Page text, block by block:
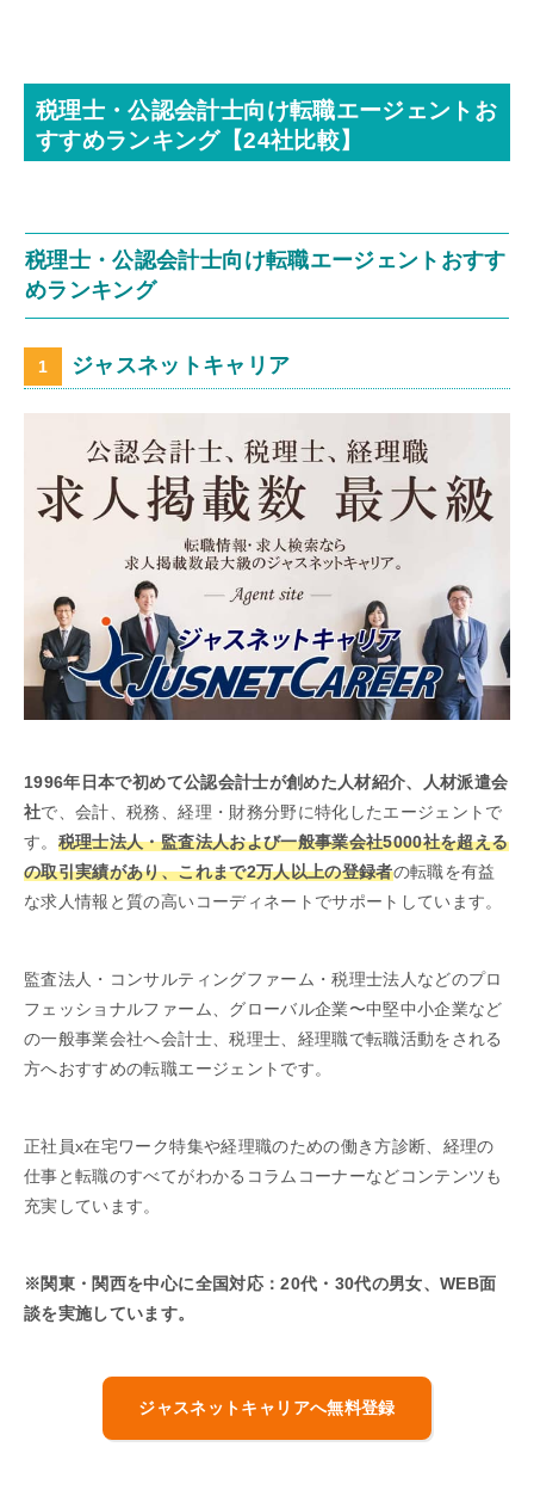
税理士・公認会計士向け転職エージェントお
すすめランキング【24社比較】
税理士・公認会計士向け転職エージェントおすす
めランキング
ジャスネットキャリア
1996年日本で初めて公認会計士が創めた人材紹介、人材派遣会
社で、会計、税務、経理・財務分野に特化したエージェントで
す。 税理士法人・監査法人および一般事業会社5000社を超える
の取引実績があり、これまで2万人以上の登録者の転職を有益
な求人情報と質の高いコーディネートでサポートしています。
監査法人・コンサルティングファーム・税理士法人などのプロ
フェッショナルファーム、グローバル企業〜中堅中小企業など
の一般事業会社へ会計士、税理士、経理職で転職活動をされる
方へおすすめの転職エージェントです。
正社員x在宅ワーク特集や経理職のための働き方診断、経理の
仕事と転職のすべてがわかるコラムコーナーなどコンテンツも
充実しています。
※関東・関西を中心に全国対応：20代・30代の男女、WEB面
談を実施しています。
ジャスネットキャリアへ無料登録